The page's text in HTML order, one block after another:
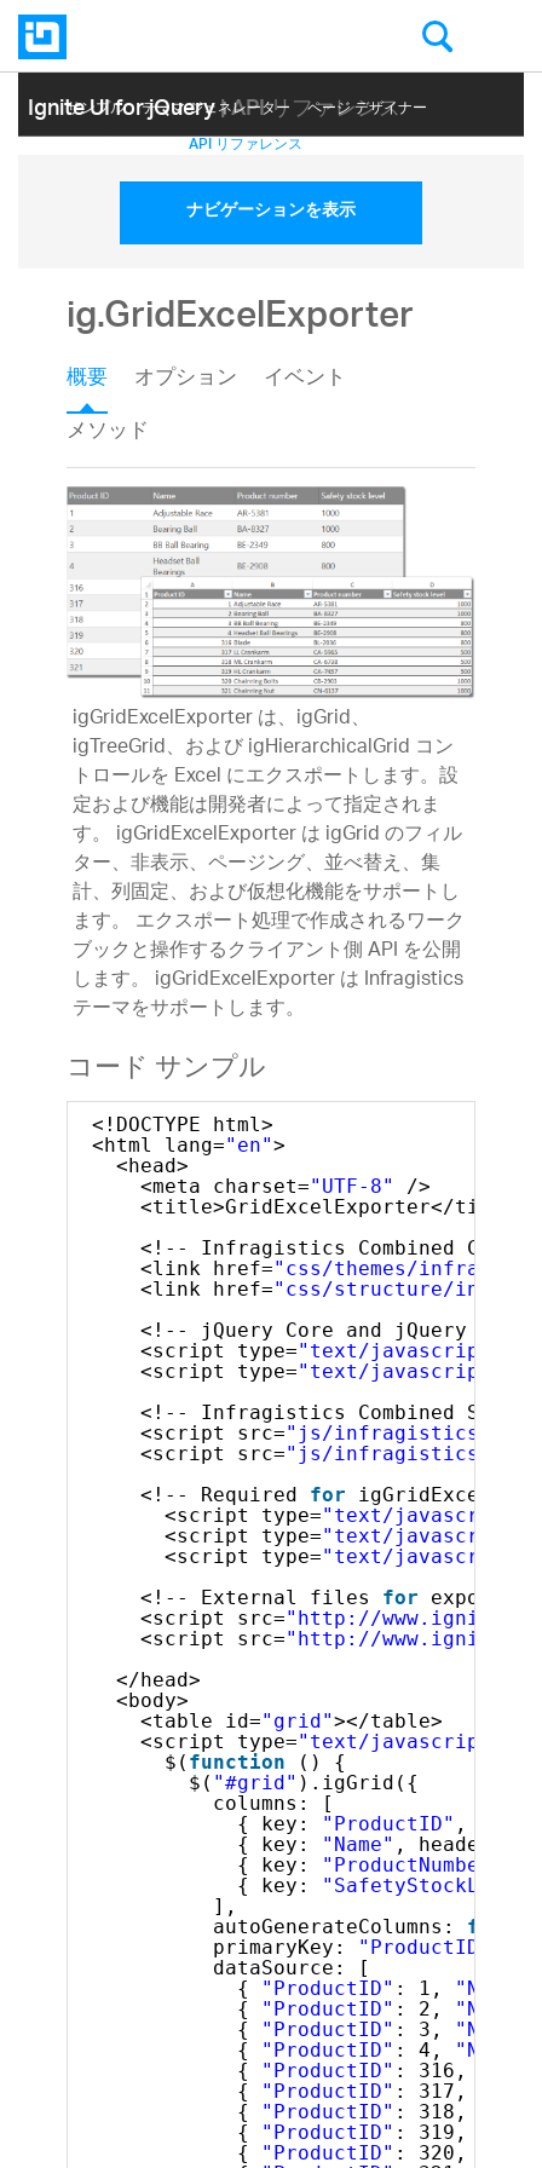
Ignite UI for jQuery| API リファレンス
サンプル テーマ ジェネレーター ページ デザイナー
ヘルプ トピック API リファレンス
ナビゲーションを表示
ig.GridExcelExporter
概要 オプション
イベント
メソッド
igGridExcelExporter は、igGrid、
igTreeGrid、および igHierarchicalGrid コン
トロールを Excel にエクスポートします。設
定および機能は開発者によって指定されま
す。 igGridExcelExporter は igGrid のフィル
ター、非表示、ページング、並べ替え、集
計、列固定、および仮想化機能をサポートし
ます。 エクスポート処理で作成されるワーク
ブックと操作するクライアント側 API を公開
します。 igGridExcelExporter は Infragistics
テーマをサポートします。
コード サンプル
<!DOCTYPE html>
<html lang="en">
<head>
<meta charset="UTF-8"
/>
<title>GridExcelExporter</title>
<!-- Infragistics Combined CSS --
<link href="css/themes/
<link href="css/structure/
<!-- jQuery Core and jQuery UI --
<script type="text/javascript"
<script type="text/javascript"
<!-- Infragistics Combined
<script src="js/
<script src="js/
<!-- Required for
<script type="text/javascript"
<script type="text/javascript"
<script type="text/javascript"
<!-- External files for
<script src="http://
<script src="http://
</head>
<body>
<table id="grid"></table>
<script type="text/javascript"
$( function
() {
$( "#grid" ).igGrid({
columns: [
{ key:
"ProductID" ,
{ key:
"Name" ,
{ key:
"ProductNumber"
{ key:
"SafetyStockLevel"
],
autoGenerateColumns: false
primaryKey:
"ProductID"
dataSource: [
{
"ProductID" : 1, "Name"
{
"ProductID" : 2, "Name"
{
"ProductID" : 3, "Name"
{
"ProductID" : 4, "Name"
{
"ProductID" : 316,
{
"ProductID" : 317,
{
"ProductID" : 318,
{
"ProductID" : 319,
{
"ProductID" : 320,